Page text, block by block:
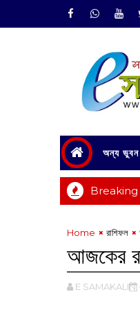
অন্য ভুবন
Breaking
Home রাশিফল
আজকের
E SAMAKALIN